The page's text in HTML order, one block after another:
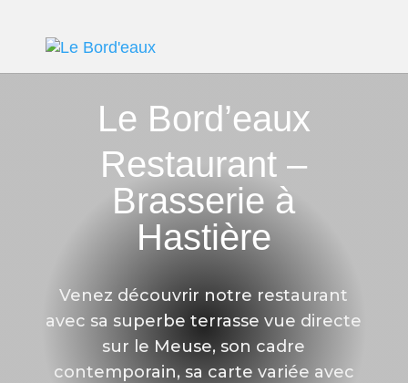
Le Bord’eaux
Restaurant –
Brasserie à
Hastière
Venez découvrir notre restaurant
avec sa superbe terrasse vue directe
sur le Meuse, son cadre
contemporain, sa carte variée avec